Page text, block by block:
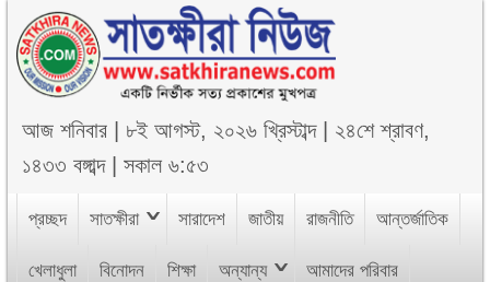
আজশনিবার ৮ই আগস্ট, ২০২৬ খ্রিস্টাব্দ| ২৪শে শ্রাবণ,
১৪৩৩ বঙ্গাব্দ|সকাল ৬:৫৩
প্রচ্ছদ সাতক্ষীরা সারাদেশ জাতীয় রাজনীতি আন্তর্জাতিক
খেলাধুলা বিনোদন শিক্ষা অন্যান্য আমাদের পরিবার